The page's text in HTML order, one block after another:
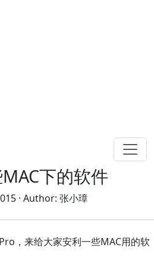
下的软件
· Author: 张小璋
，来给大家安利一些MAC用的软